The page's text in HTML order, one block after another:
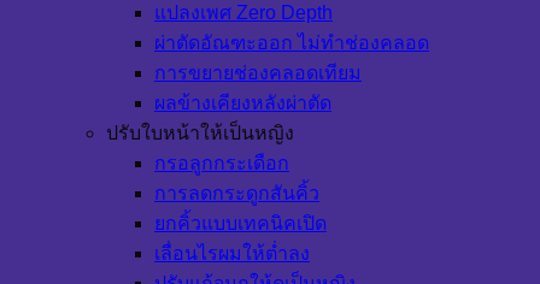
แปลงเพศ Zero Depth
ผ่าตัดอัณฑะออก ไม่ทำช่องคลอด
การขยายช่องคลอดเทียม
ผลข้างเคียงหลังผ่าตัด
ปรับใบหน้าให้เป็นหญิง
กรอลูกกระเดือก
การลดกระดูกสันคิ้ว
ยกคิ้วแบบเทคนิคเปิด
เลื่อนไรผมให้ต่ำลง